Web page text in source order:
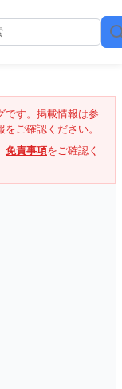
です。掲載情報は参
ご確認ください。
免責事項をご確認く